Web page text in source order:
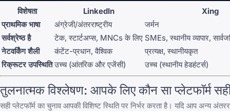
विशेषता LinkedIn
Xing
प्राथमिक भाषा
अंग्रेजी/अंतरराष्ट्रीय
जर्मन
सर्वश्रेष्ठ है
टेक, स्टार्टअप्स, MNCs के लिए SMEs, स्थानीय व्यापार,
नेटवर्किंग शैली
कंटेंट-प्रधान, वैश्विक
प्रत्यक्ष, स्थानीयकृत
रिक्रूटर उपस्थिति उच्च (आंतरिक और एजेंसी) उच्च (स्थानीय हेडहंटर्स)
तुलनात्मक विश्लेषण: आपके लिए कौन सा प्लेटफॉर्म
सही प्लेटफॉर्म का चुनाव आपकी विशिष्ट स्थिति पर निर्भर करता है। यदि आप अन्य